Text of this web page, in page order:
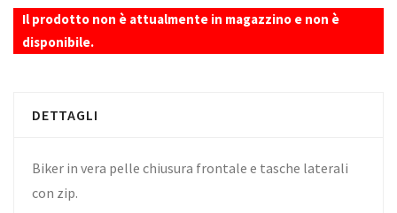
Il prodotto non è attualmente in magazzino e non è
disponibile.
DETTAGLI
Biker in vera pelle chiusura frontale e tasche laterali
con zip.